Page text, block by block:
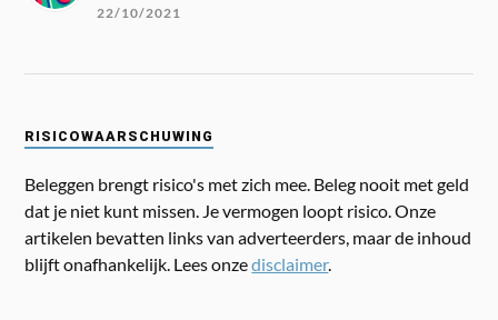
22/10/2021
RISICOWAARSCHUWING
Beleggen brengt risico's met zich mee. Beleg nooit met geld
dat je niet kunt missen. Je vermogen loopt risico. Onze
artikelen bevatten links van adverteerders, maar de inhoud
blijft onafhankelijk. Lees onzedisclaimer.